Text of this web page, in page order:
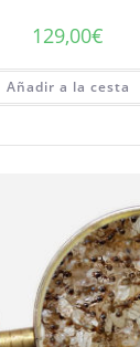
129,00€
Añadir a la cesta